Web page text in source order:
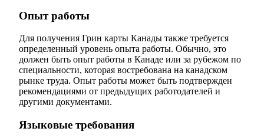
Опыт работы
Для получения Грин карты Канады также требуется
определенный уровень опыта работы. Обычно, это
должен быть опыт работы в Канаде или за рубежом по
специальности, которая востребована на канадском
рынке труда. Опыт работы может быть подтвержден
рекомендациями от предыдущих работодателей и
другими документами.
Языковые требования